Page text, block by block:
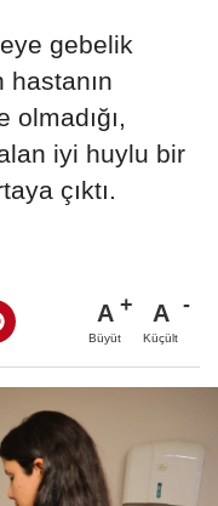
gebelik
hastanın
olmadığı,
iyi huylu bir
çıktı.
A
Büyüt
A
Küçült